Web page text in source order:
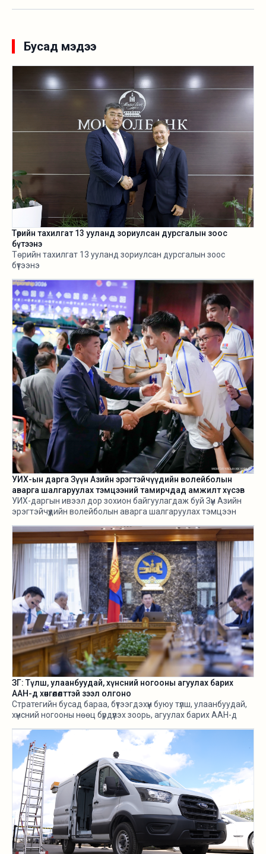
ХХК-ийн удирдлагууд гарын үсэг зурсан юм. Олзуурхууштай
нь эдгээр компаний удирдлагууд тус хамтралт сэтгэлд
Бусад мэдээ
Төрийн тахилгат 13 ууланд зориулсан дурсгалын зоос
бүтээнэ
Төрийн тахилгат 13 ууланд зориулсан дурсгалын зоос
бүтээнэ
УИХ-ын дарга Зүүн Азийн эрэгтэйчүүдийн волейболын
аварга шалгаруулах тэмцээний тамирчдад амжилт хүсэв
УИХ-даргын ивээл дор зохион байгуулагдаж буй Зүүн Азийн
эрэгтэйчүүдийн волейболын аварга шалгаруулах тэмцээн
ЗГ: Түлш, улаанбуудай, хүнсний ногооны агуулах барих
ААН-д хөнгөлөлттэй зээл олгоно
Стратегийн бусад бараа, бүтээгдэхүүн буюу түлш, улаанбуудай,
хүнсний ногооны нөөц бүрдүүлэх зоорь, агуулах барих ААН-д
салбарын сайд нарт үүрэг болголоо.